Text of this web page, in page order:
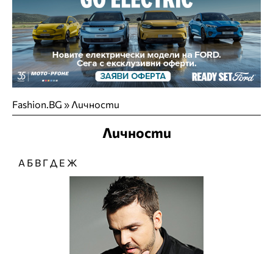
Fashion.BG » Личности
Личности
А Б В ГД Е Ж